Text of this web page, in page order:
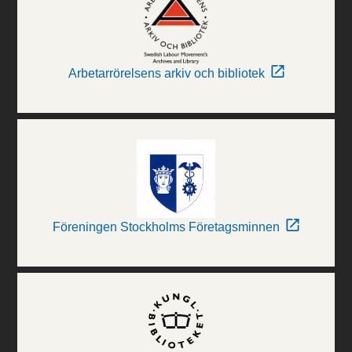
Arbetarrörelsens arkiv och bibliotek
Föreningen Stockholms Företagsminnen